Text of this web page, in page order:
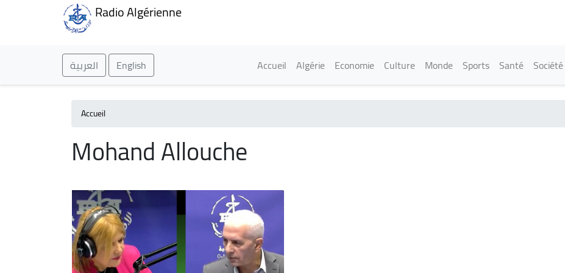
Radio Algérienne
العربية English Main navigation
Accueil Algérie Economie Culture Monde Sports Santé Société
Accueil
Mohand Allouche